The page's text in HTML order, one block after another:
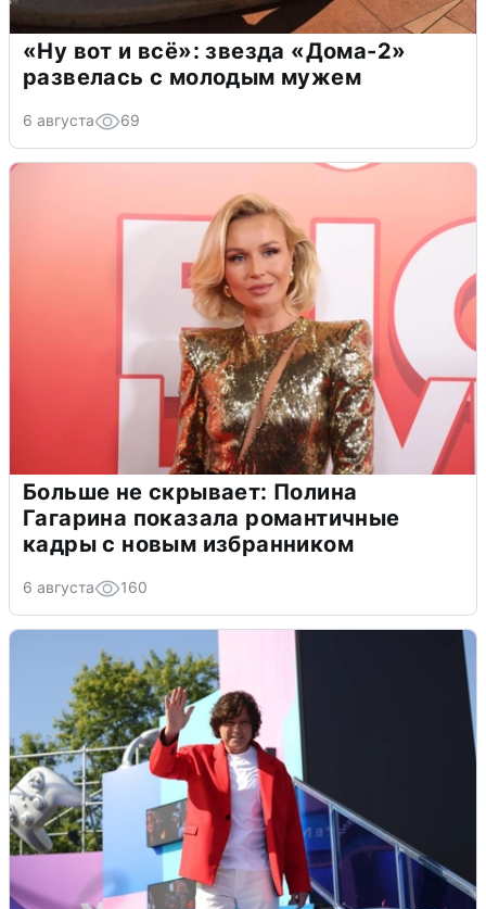
«Ну вот и всё»: звезда «Дома-2»
развелась с молодым мужем
6 августа 69
Больше не скрывает: Полина
Гагарина показала романтичные
кадры с новым избранником
6 августа 160